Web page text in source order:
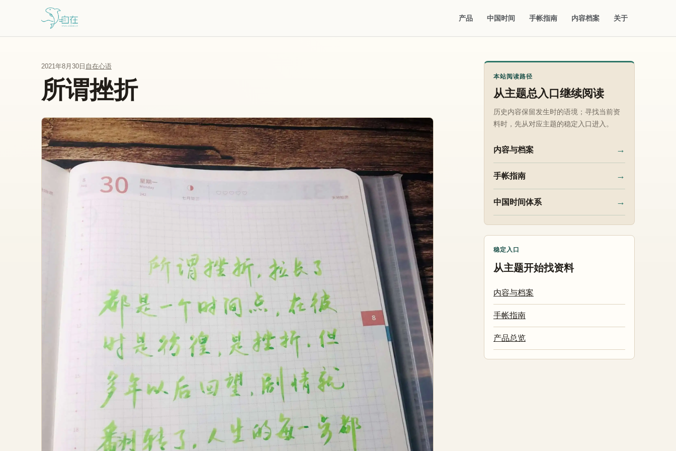
跳到主要内容
产品 中国时间 手帐指南 内容档案 关于
2021年8月30日 自在心语
所谓挫折 本站阅读路径
从主题总入口继续阅读
历史内容保留发生时的语境；寻找当前资
料时，先从对应主题的稳定入口进入。
内容与档案 →
手帐指南 →
中国时间体系 →
稳定入口
从主题开始找资料
内容与档案
手帐指南
产品总览